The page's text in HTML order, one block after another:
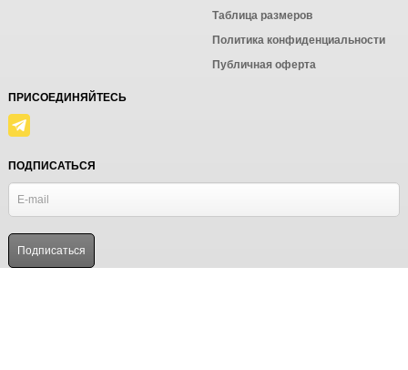
Таблица размеров
Политика конфиденциальности
Публичная оферта
ПРИСОЕДИНЯЙТЕСЬ
ПОДПИСАТЬСЯ